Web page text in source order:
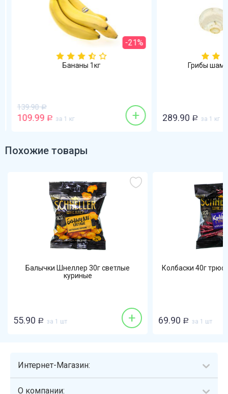
-21%
Бананы 1кг
139.90 Р
109.99 Р за 1 кг +
Грибы
289.90 Р за 1 кг
Похожие товары
Балычки Шнеллер 30г светлые
куриные
55.90 Р за 1 шт +
Колбаски 40г
69.90 Р за 1 шт
Интернет-Магазин:
О компании: